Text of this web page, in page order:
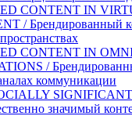
CONTENT IN
/ Брендированный
CONTENT IN
/
коммуникации
значимый